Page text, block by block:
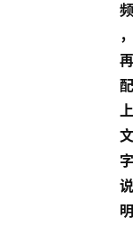
频
，
再
配
上
文
字
说
明